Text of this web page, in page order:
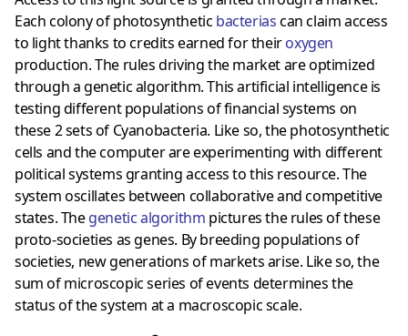
Each colony of photosynthetic bacteriascan claim access
to light thanks to credits earned for theiroxygen
production. The rules driving the market are optimized
through a genetic algorithm. This artificial intelligence is
testing different populations of financial systems on
these 2 sets of Cyanobacteria. Like so, the photosynthetic
cells and the computer are experimenting with different
political systems granting access to this resource. The
system oscillates between collaborative and competitive
states. Thegenetic algorithm pictures the rules of these
proto-societies as genes. By breeding populations of
societies, new generations of markets arise. Like so, the
sum of microscopic series of events determines the
status of the system at a macroscopic scale.